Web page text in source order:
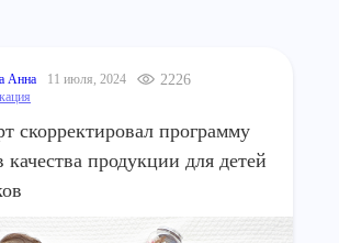
Анна 11 июля, 2024 2226
скорректировал программу
качества продукции для детей